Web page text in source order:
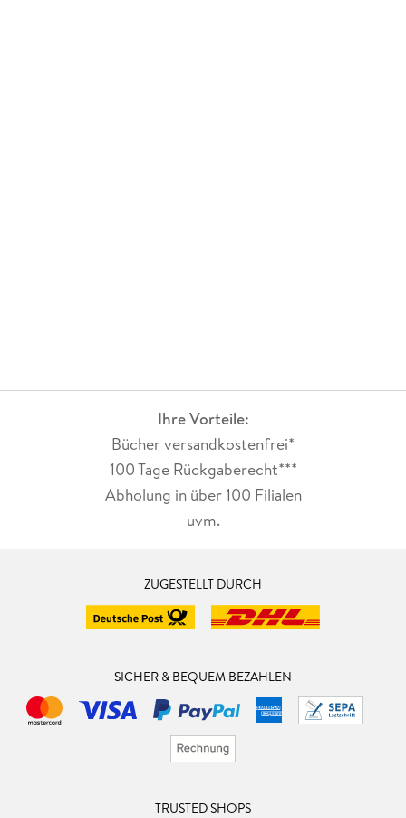
Ihre Vorteile:
Bücher versandkostenfrei*
100 Tage Rückgaberecht***
Abholung in über 100 Filialen
uvm.
ZUGESTELLT DURCH
SICHER & BEQUEM BEZAHLEN
TRUSTED SHOPS